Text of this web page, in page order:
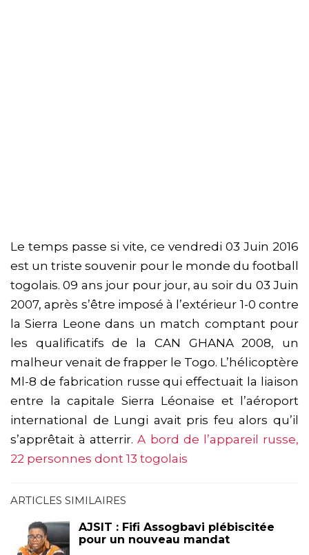
Le temps passe si vite, ce vendredi 03 Juin 2016
est un triste souvenir pour le monde du football
togolais. 09 ans jour pour jour, au soir du 03 Juin
2007, après s’être imposé à l’extérieur 1-0 contre
la Sierra Leone dans un match comptant pour
les qualificatifs de la CAN GHANA 2008, un
malheur venait de frapper le Togo. L’hélicoptère
Ml-8 de fabrication russe qui effectuait la liaison
entre la capitale Sierra Léonaise et l’aéroport
international de Lungi avait pris feu alors qu’il
s’apprêtait à atterrir.A bord de l’appareil russe,
22 personnes dont 13 togolais
ARTICLES SIMILAIRES
AJSIT : Fifi Assogbavi plébiscitée
pour un nouveau mandat